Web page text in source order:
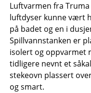
Luftvarmen fra Truma
luftdyser kunne vært
på badet og en i
Spillvannstanken er
isolert og oppvarmet
tidligere nevnt et
stekeovn plassert
og smart.